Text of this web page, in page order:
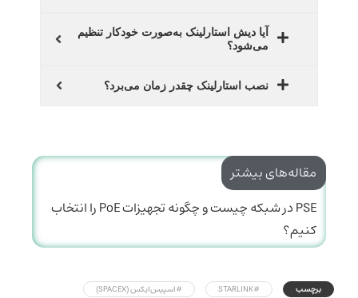
آیا دیش استارلینک به‌صورت خودکار تنظیم
می‌شود؟
نصب استارلینک چقدر زمان می‌برد؟
مقاله‌های بیشتر
PSE در شبکه چیست و چگونه تجهیزات PoE را انتخاب
کنیم؟
برچسب #STARLINK
#اسپیس‌ایکس (SPACEX)